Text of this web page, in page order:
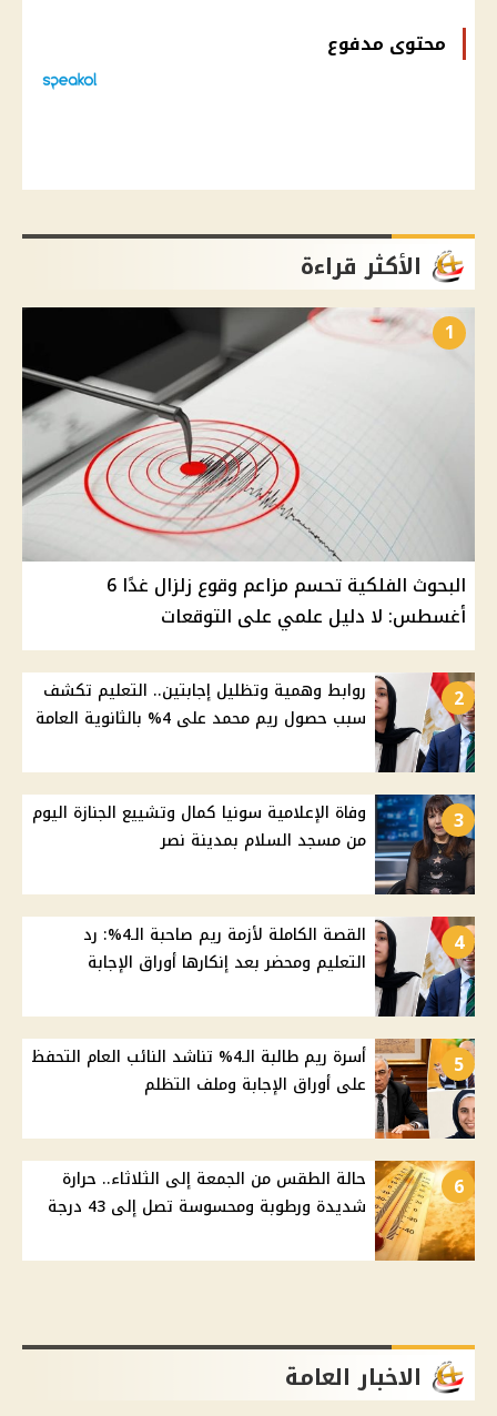
محتوى مدفوع
الأكثر قراءة
1
البحوث الفلكية تحسم مزاعم وقوع زلزال غدًا 6
أغسطس: لا دليل علمي على التوقعات
2
روابط وهمية وتظليل إجابتين.. التعليم تكشف
سبب حصول ريم محمد على 4% بالثانوية العامة
3
وفاة الإعلامية سونيا كمال وتشييع الجنازة اليوم
من مسجد السلام بمدينة نصر
4
القصة الكاملة لأزمة ريم صاحبة الـ4%: رد
التعليم ومحضر بعد إنكارها أوراق الإجابة
5
أسرة ريم طالبة الـ4% تناشد النائب العام التحفظ
على أوراق الإجابة وملف التظلم
6
حالة الطقس من الجمعة إلى الثلاثاء.. حرارة
شديدة ورطوبة ومحسوسة تصل إلى 43 درجة
الاخبار العامة